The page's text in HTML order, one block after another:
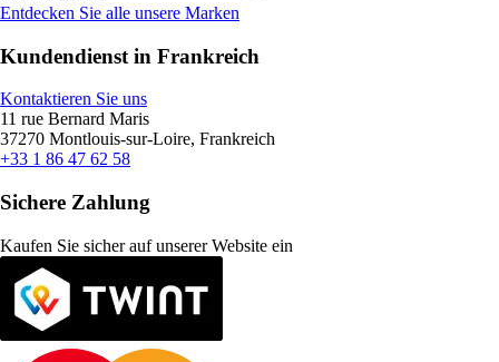
Entdecken Sie alle unsere Marken
Kundendienst in Frankreich
Kontaktieren Sie uns
11 rue Bernard Maris
37270 Montlouis-sur-Loire, Frankreich
+33 1 86 47 62 58
Sichere Zahlung
Kaufen Sie sicher auf unserer Website ein